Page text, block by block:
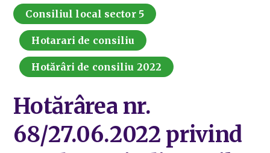
Consiliul local sector 5
Hotarari de consiliu
Hotărâri de consiliu 2022
Hotărârea nr.
68/27.06.2022 privind